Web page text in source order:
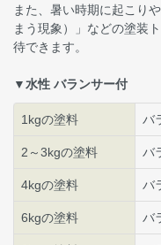
また、暑い時期に起こり
まう現象）」などの塗装
待できます。
▼水性 バランサー付
1kgの塗料 バ
2～3kgの塗料 バ
4kgの塗料 バ
6kgの塗料 バ